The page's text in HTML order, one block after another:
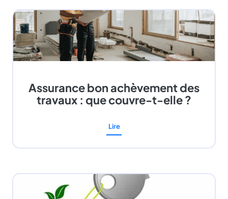
Assurance bon achèvement des
travaux : que couvre-t-elle ?
Lire